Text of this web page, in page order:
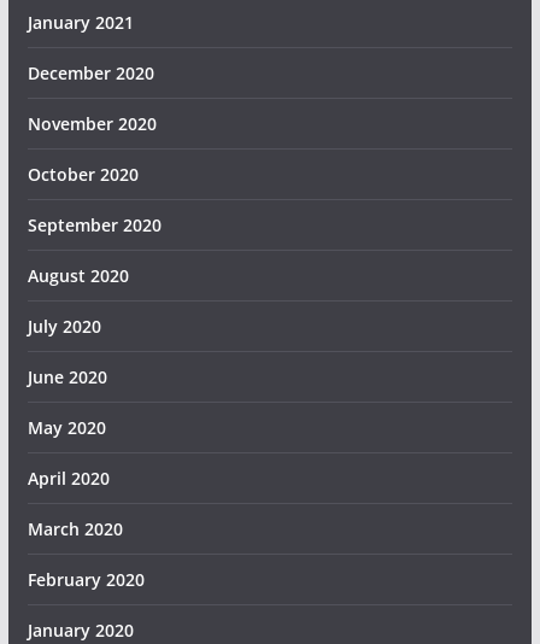
January 2021
December 2020
November 2020
October 2020
September 2020
August 2020
July 2020
June 2020
May 2020
April 2020
March 2020
February 2020
January 2020